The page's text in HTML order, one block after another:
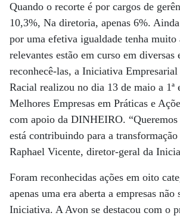
Quando o recorte é por cargos de
10,3%, Na diretoria, apenas 6%.
por uma efetiva igualdade tenha muito
relevantes estão em curso em diversas
reconhecê-las, a Iniciativa
Racial realizou no dia 13 de maio a 1ª
Melhores Empresas em Práticas e
com apoio da DINHEIRO. “Queremos
está contribuindo para a
Raphael Vicente, diretor-geral da
Foram reconhecidas ações em oito
apenas uma era aberta a empresas não
Iniciativa. A Avon se destacou com o